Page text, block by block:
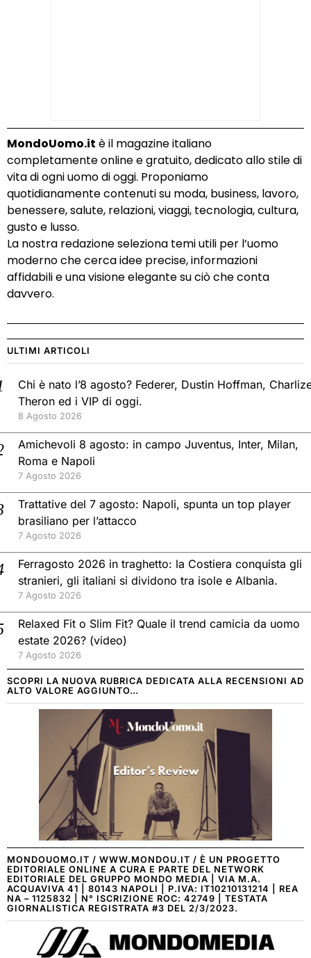
MondoUomo.it è il magazine italiano
completamente online e gratuito, dedicato allo stile di
vita di ogni uomo di oggi. Proponiamo
quotidianamente contenuti su moda, business, lavoro,
benessere, salute, relazioni, viaggi, tecnologia, cultura,
gusto e lusso.
La nostra redazione seleziona temi utili per l’uomo
moderno che cerca idee precise, informazioni
affidabili e una visione elegante su ciò che conta
davvero.
ULTIMI ARTICOLI
Chi è nato l’8 agosto? Federer, Dustin Hoffman,
Theron ed i VIP di oggi.
8 Agosto 2026
Amichevoli 8 agosto: in campo Juventus, Inter, Milan,
Roma e Napoli
7 Agosto 2026
Trattative del 7 agosto: Napoli, spunta un top player
brasiliano per l’attacco
7 Agosto 2026
Ferragosto 2026 in traghetto: la Costiera conquista gli
stranieri, gli italiani si dividono tra isole e Albania.
7 Agosto 2026
Relaxed Fit o Slim Fit? Quale il trend camicia da uomo
estate 2026? (video)
7 Agosto 2026
SCOPRI LA NUOVA RUBRICA DEDICATA ALLA RECENSIONI AD
ALTO VALORE AGGIUNTO…
MONDOUOMO.IT / WWW.MONDOU.IT / È UN PROGETTO
EDITORIALE ONLINE A CURA E PARTE DEL NETWORK
EDITORIALE DEL GRUPPO MONDO MEDIA | VIA M.A.
ACQUAVIVA 41 | 80143 NAPOLI | P.IVA: IT10210131214 | REA
NA – 1125832 | N° ISCRIZIONE ROC: 42749 | TESTATA
GIORNALISTICA REGISTRATA #3 DEL 2/3/2023.